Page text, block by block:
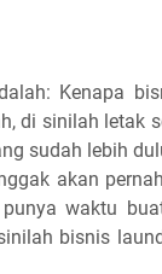
Kenapa
di sinilah letak
sudah lebih
akan
waktu
bisnis